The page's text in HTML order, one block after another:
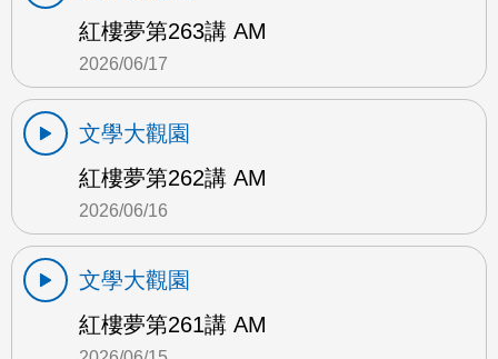
紅樓夢第263講 AM
2026/06/17
文學大觀園
紅樓夢第262講 AM
2026/06/16
文學大觀園
紅樓夢第261講 AM